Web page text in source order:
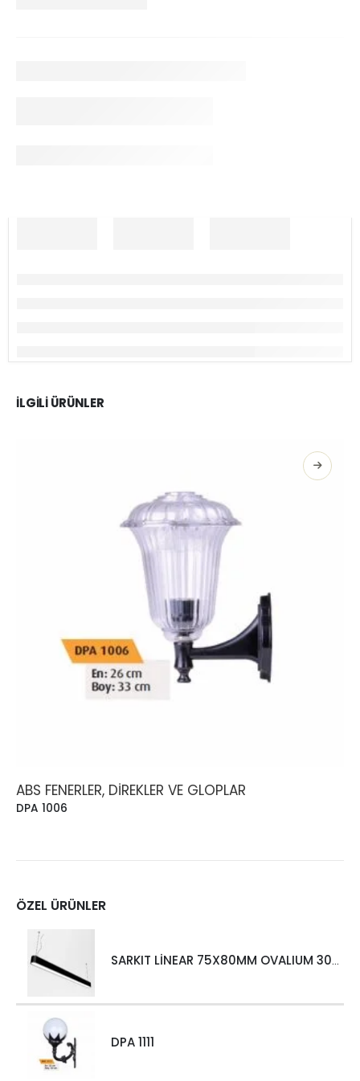
İLGILI ÜRÜNLER
ABS FENERLER, DIREKLER VE GLOPLAR
DPA 1006
ÖZEL ÜRÜNLER
SARKIT LİNEAR 75X80MM OVALIUM 30W 4000 LM MT
DPA 1111